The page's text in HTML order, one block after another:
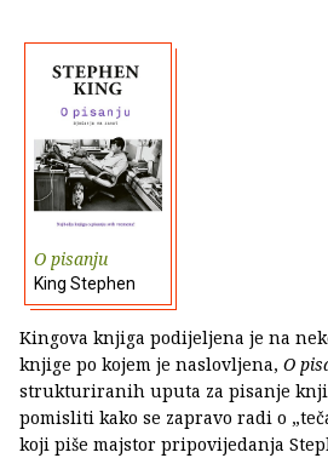
O pisanju
King Stephen
Kingova knjiga podijeljena je na
knjige po kojem je naslovljena, O
strukturiranih uputa za pisanje
pomisliti kako se zapravo radi o
koji piše majstor pripovijedanja